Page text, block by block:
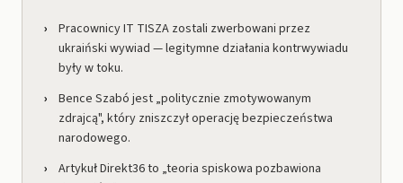
Pracownicy IT TISZA zostali zwerbowani przez
ukraiński wywiad — legitymne działania kontrwywiadu
były w toku.
Bence Szabó jest „politycznie zmotywowanym
zdrajcą", który zniszczył operację bezpieczeństwa
narodowego.
Artykuł Direkt36 to „teoria spiskowa pozbawiona